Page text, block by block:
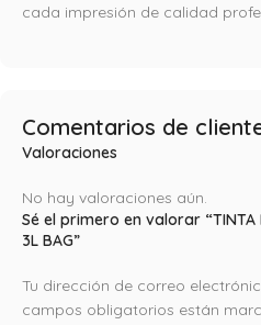
cada impresión de calidad
Comentarios de
Valoraciones
No hay valoraciones aún.
Sé el primero en valorar “TINTA
3L BAG”
Tu dirección de correo
campos obligatorios están